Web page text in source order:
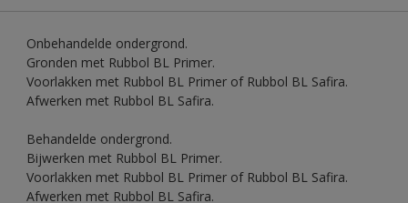
Onbehandelde ondergrond.
Gronden met Rubbol BL Primer.
Voorlakken met Rubbol BL Primer of Rubbol BL Safira.
Afwerken met Rubbol BL Safira.
Behandelde ondergrond.
Bijwerken met Rubbol BL Primer.
Voorlakken met Rubbol BL Primer of Rubbol BL Safira.
Afwerken met Rubbol BL Safira.